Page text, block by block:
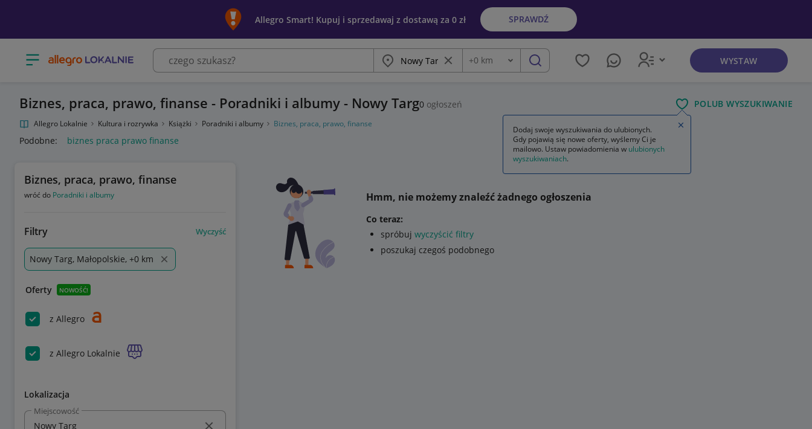
Allegro Smart! Kupuj i sprzedawaj z dostawą za 0 zł SPRAWDŹ
Otwórz menu z kategoriami Miasto Wyczyść frazę
Odległość
+0 km szukaj WYSTAW
Biznes, praca, prawo, finanse - Poradniki i albumy - Nowy Targ0 ogłoszeń POLUB WYSZUKIWANIE
Allegro Lokalnie Kultura i rozrywka Książki Poradniki i albumy Biznes, praca, prawo, finanse
Podobne: biznes praca prawo finanse
Biznes, praca, prawo, finanse
wróć do Poradniki i albumy
Filtry Wyczyść
Nowy Targ, Małopolskie, +0 km
Oferty NOWOŚĆ!
z Allegro
z Allegro Lokalnie
Lokalizacja
Miejscowość
Hmm, nie możemy znaleźć żadnego ogłoszenia
Co teraz:
spróbuj wyczyścić filtry
poszukaj czegoś podobnego
Dodaj swoje wyszukiwania do ulubionych.
Gdy pojawią się nowe oferty, wyślemy Ci je
mailowo. Ustaw powiadomienia w ulubionych
wyszukiwaniach.
Zamknij wskazówkę